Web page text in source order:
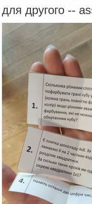
для другого --